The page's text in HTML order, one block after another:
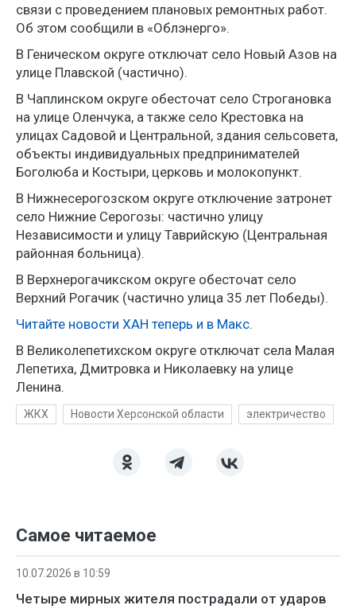
связи с проведением плановых ремонтных работ.
Об этом сообщили в «Облэнерго».
В Геническом округе отключат село Новый Азов на
улице Плавской (частично).
В Чаплинском округе обесточат село Строгановка
на улице Оленчука, а также село Крестовка на
улицах Садовой и Центральной, здания сельсовета,
объекты индивидуальных предпринимателей
Боголюба и Костыри, церковь и молокопункт.
В Нижнесерогозском округе отключение затронет
село Нижние Серогозы: частично улицу
Независимости и улицу Таврийскую (Центральная
районная больница).
В Верхнерогачикском округе обесточат село
Верхний Рогачик (частично улица 35 лет Победы).
Читайте новости ХАН теперь и в Макс.
В Великолепетихском округе отключат села Малая
Лепетиха, Дмитровка и Николаевку на улице
Ленина.
ЖКХ Новости Херсонской области электричество
Самое читаемое
10.07.2026 в 10:59
Четыре мирных жителя пострадали от ударов